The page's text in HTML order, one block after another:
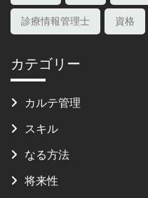
診療情報管理士 資格
カテゴリー
カルテ管理
スキル
なる方法
将来性